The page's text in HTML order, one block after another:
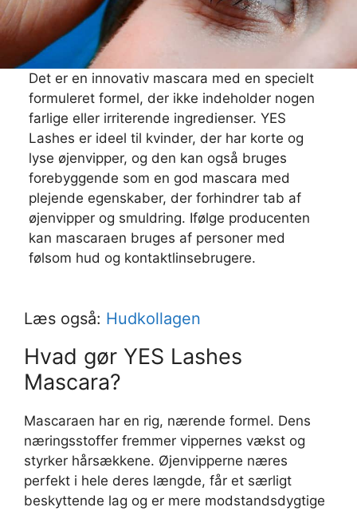
Det er en innovativ mascara med en specielt
formuleret formel, der ikke indeholder nogen
farlige eller irriterende ingredienser. YES
Lashes er ideel til kvinder, der har korte og
lyse øjenvipper, og den kan også bruges
forebyggende som en god mascara med
plejende egenskaber, der forhindrer tab af
øjenvipper og smuldring. Ifølge producenten
kan mascaraen bruges af personer med
følsom hud og kontaktlinsebrugere.
Læs også: Hudkollagen
Hvad gør YES Lashes
Mascara?
Mascaraen har en rig, nærende formel. Dens
næringsstoffer fremmer vippernes vækst og
styrker hårsækkene. Øjenvipperne næres
perfekt i hele deres længde, får et særligt
beskyttende lag og er mere modstandsdygtige